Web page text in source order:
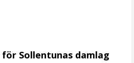
Sollentunas damlag